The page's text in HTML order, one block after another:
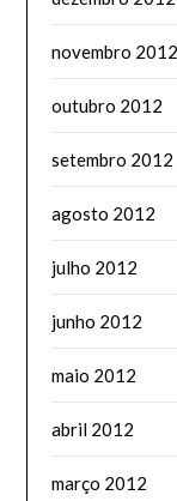
novembro 2012
outubro 2012
setembro 2012
agosto 2012
julho 2012
junho 2012
maio 2012
abril 2012
março 2012